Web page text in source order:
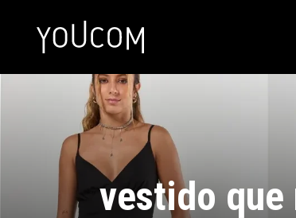
vestido que